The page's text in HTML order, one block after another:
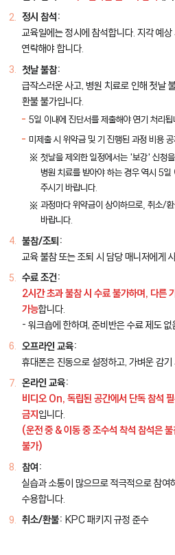
정시 참석:
교육일에는 정시에 참석합니다. 지각 예상
연락해야 합니다.
첫날 불참:
급작스러운 사고, 병원 치료로 인해 첫날
환불 불가입니다.
5일 이내에 진단서를 제출해야 연기 처리됩
미제출 시 위약금 및 기 진행된 과정 비용
첫날을 제외한 일정에서는 '보강' 신청
병원 치료를 받아야 하는 경우 역시 5일
주시기 바랍니다.
과정마다 위약금이 상이하므로, 취소/
바랍니다.
불참/조퇴:
교육 불참 또는 조퇴 시 담당 매니저에게
수료 조건:
2시간 초과 불참 시 수료 불가하며, 다른
가능합니다.
- 워크숍에 한하며, 준비반은 수료 제도 없
오프라인 교육:
휴대폰은 진동으로 설정하고, 가벼운 감
온라인 교육:
비디오 On, 독립된 공간에서 단독 참석
금지입니다.
(운전 중 & 이동 중 조수석 착석 참석은
불가)
참여:
실습과 소통이 많으므로 적극적으로 참
수용합니다.
취소/환불: KPC 패키지 규정 준수